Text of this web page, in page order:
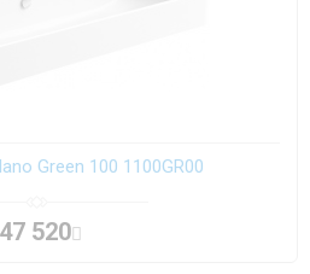
Green 100 1100GR00
47 520